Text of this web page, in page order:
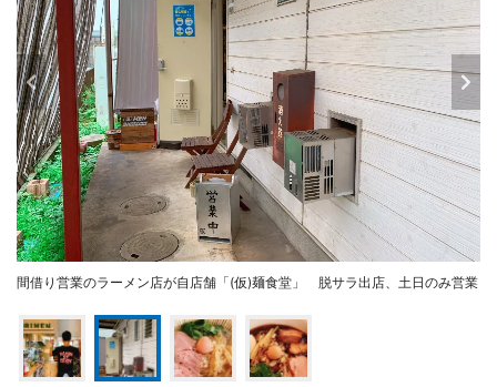
間借り営業のラーメン店が自店舗「(仮)麺食堂」 脱サラ出店、土日のみ営業